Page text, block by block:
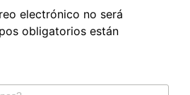
electrónico no será
obligatorios están